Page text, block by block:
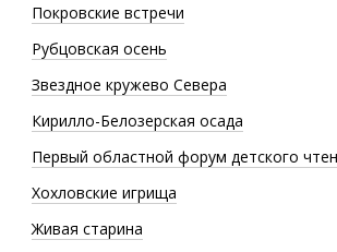
Покровские встречи
Рубцовская осень
Звездное кружево Севера
Кирилло-Белозерская осада
Первый областной форум детского
Хохловские игрища
Живая старина